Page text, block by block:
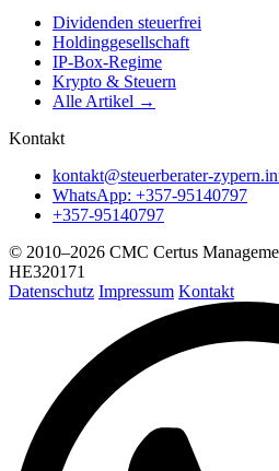
Dividenden steuerfrei
Holdinggesellschaft
IP-Box-Regime
Krypto & Steuern
Alle Artikel →
Kontakt
kontakt@steuerberater-
WhatsApp: +357-95140797
+357-95140797
© 2010–2026 CMC Certus
HE320171
Datenschutz Impressum Kontakt